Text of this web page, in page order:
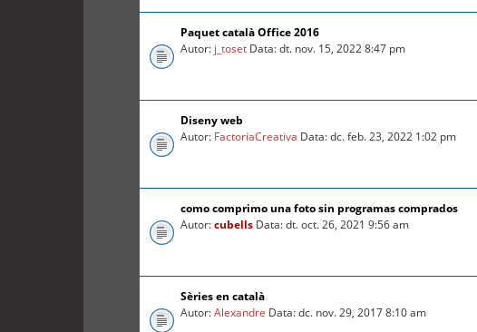
Paquet català Office 2016
Autor: j_toset Data: dt. nov. 15, 2022 8:47 pm
Diseny web
Autor: FactoriaCreativa Data: dc. feb. 23, 2022 1:02 pm
como comprimo una foto sin programas comprados
Autor:cubells Data: dt. oct. 26, 2021 9:56 am
Sèries en català
Autor:Alexandre Data: dc. nov. 29, 2017 8:10 am